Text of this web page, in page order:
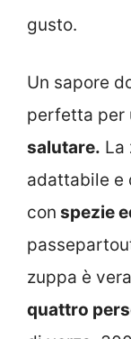
gusto.
Un sapore
perfetta per
salutare. La
adattabile e
con spezie
zuppa è
quattro